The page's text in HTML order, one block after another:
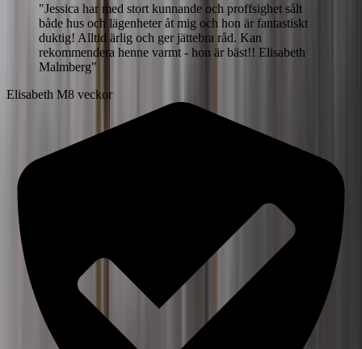
"Jessica har med stort kunnande och proffsighet sålt
både hus och lägenheter åt mig och hon är fantastiskt
duktig! Alltid ärlig och ger jättebra råd. Kan
rekommendera henne varmt - hon är bäst!! Elisabeth
Malmberg"
Elisabeth M8 veckor